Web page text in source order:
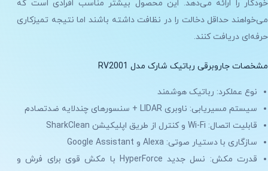
خودکار را ارائه می‌دهد. این محصول بیشتر مناسب افرادی است که
می‌خواهند حداقل دخالت را در نظافت داشته باشند اما نتیجه تمیزکاری
حرفه‌ای دریافت کنند.
مشخصات جاروبرقی رباتیک شارک مدل RV2001
نوع عملکرد: رباتیک هوشمند
سیستم مسیریابی: ناوبری LIDAR + سنسورهای چندلایه ضدتصادم
قابلیت اتصال: Wi-Fi و کنترل از طریق اپلیکیشن SharkClean
سازگاری با دستیار صوتی: Alexa و Google Assistant
قدرت مکش: نسل جدید HyperForce با مکش قوی برای فرش و